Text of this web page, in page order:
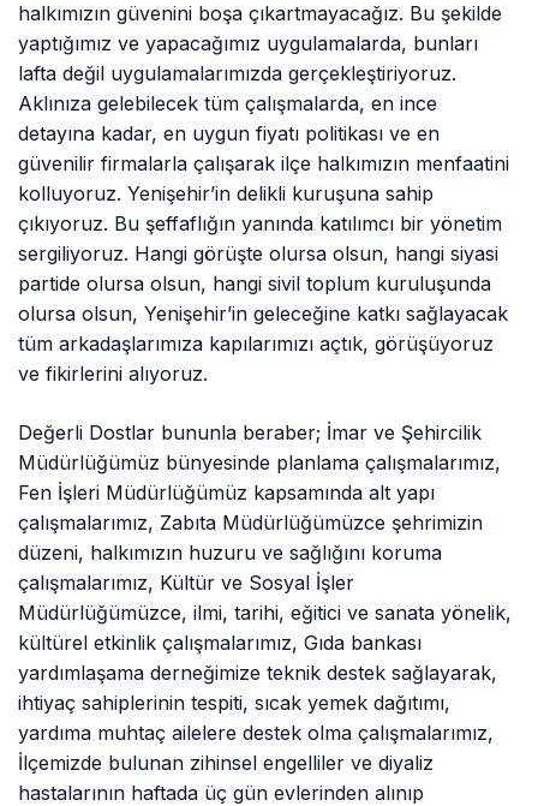
halkımızın güvenini boşa çıkartmayacağız. Bu şekilde
yaptığımız ve yapacağımız uygulamalarda, bunları
lafta değil uygulamalarımızda gerçekleştiriyoruz.
Aklınıza gelebilecek tüm çalışmalarda, en ince
detayına kadar, en uygun fiyatı politikası ve en
güvenilir firmalarla çalışarak ilçe halkımızın menfaatini
kolluyoruz. Yenişehir’in delikli kuruşuna sahip
çıkıyoruz. Bu şeffaflığın yanında katılımcı bir yönetim
sergiliyoruz. Hangi görüşte olursa olsun, hangi siyasi
partide olursa olsun, hangi sivil toplum kuruluşunda
olursa olsun, Yenişehir’in geleceğine katkı sağlayacak
tüm arkadaşlarımıza kapılarımızı açtık, görüşüyoruz
ve fikirlerini alıyoruz.
Değerli Dostlar bununla beraber; İmar ve Şehircilik
Müdürlüğümüz bünyesinde planlama çalışmalarımız,
Fen İşleri Müdürlüğümüz kapsamında alt yapı
çalışmalarımız, Zabıta Müdürlüğümüzce şehrimizin
düzeni, halkımızın huzuru ve sağlığını koruma
çalışmalarımız, Kültür ve Sosyal İşler
Müdürlüğümüzce, ilmi, tarihi, eğitici ve sanata yönelik,
kültürel etkinlik çalışmalarımız, Gıda bankası
yardımlaşama derneğimize teknik destek sağlayarak,
ihtiyaç sahiplerinin tespiti, sıcak yemek dağıtımı,
yardıma muhtaç ailelere destek olma çalışmalarımız,
İlçemizde bulunan zihinsel engelliler ve diyaliz
hastalarının haftada üç gün evlerinden alınıp